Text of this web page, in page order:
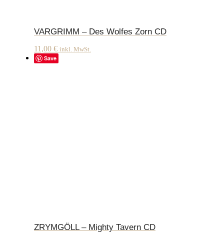
VARGRIMM – Des Wolfes Zorn CD
11,00 € inkl. MwSt.
Save
ZRYMGÖLL – Mighty Tavern CD